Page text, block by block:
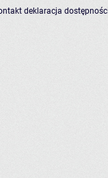
deklaracja